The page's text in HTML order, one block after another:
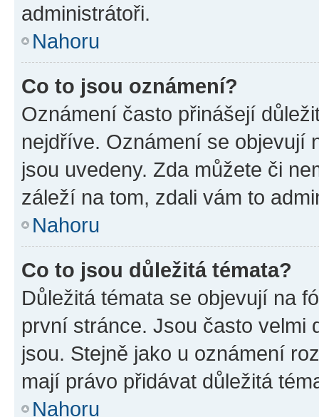
administrátoři.
Nahoru
Co to jsou oznámení?
Oznámení často přinášejí
nejdříve. Oznámení se objevují
jsou uvedeny. Zda můžete či
záleží na tom, zdali vám to
Nahoru
Co to jsou důležitá témata?
Důležitá témata se objevují na
první stránce. Jsou často velmi
jsou. Stejně jako u oznámení
mají právo přidávat důležitá
Nahoru